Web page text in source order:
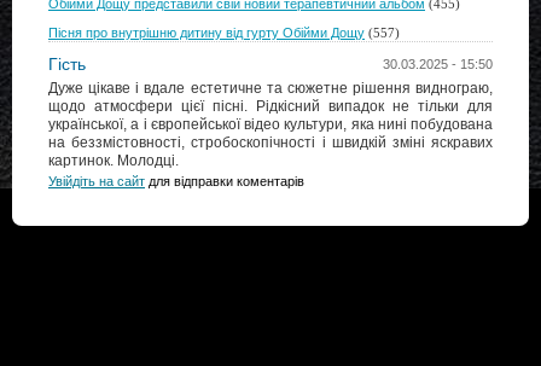
Обійми Дощу представили свій новий терапевтичний альбом (455)
Пісня про внутрішню дитину від гурту Обійми Дощу (557)
30.03.2025 - 15:50
Гість
Дуже цікаве і вдале естетичне та сюжетне рішення виднограю,
щодо атмосфери цієї пісні. Рідкісний випадок не тільки для
української, а і європейської відео культури, яка нині побудована
на беззмістовності, стробоскопічності і швидкій зміні яскравих
картинок. Молодці.
Увійдіть на сайт для відправки коментарів